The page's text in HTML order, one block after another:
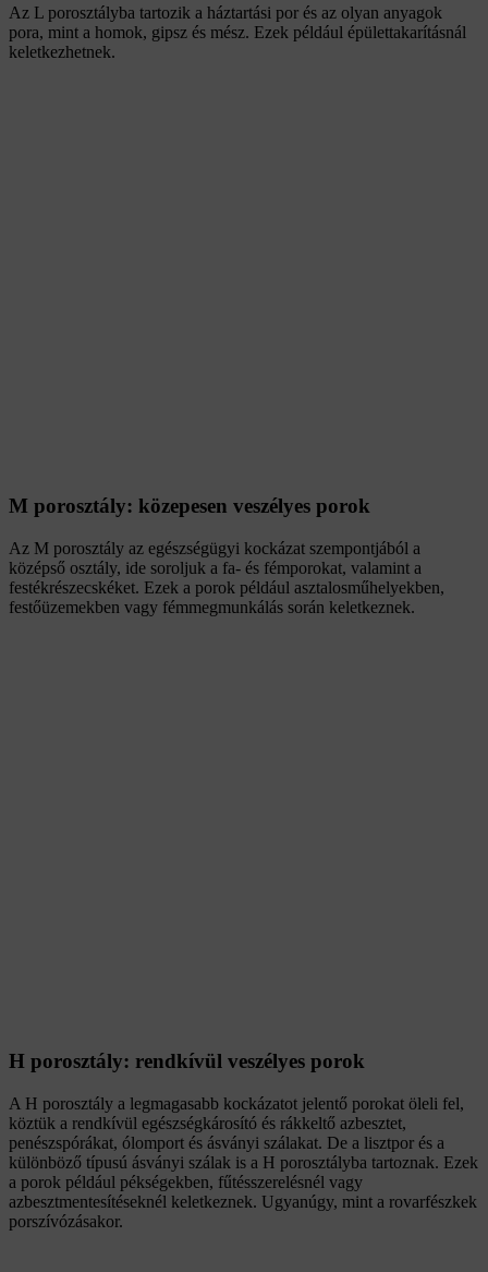
Az L porosztályba tartozik a háztartási por és az olyan anyagok
pora, mint a homok, gipsz és mész. Ezek például épülettakarításnál
keletkezhetnek.
M porosztály: közepesen veszélyes porok
Az M porosztály az egészségügyi kockázat szempontjából a
középső osztály, ide soroljuk a fa- és fémporokat, valamint a
festékrészecskéket. Ezek a porok például asztalosműhelyekben,
festőüzemekben vagy fémmegmunkálás során keletkeznek.
H porosztály: rendkívül veszélyes porok
A H porosztály a legmagasabb kockázatot jelentő porokat öleli fel,
köztük a rendkívül egészségkárosító és rákkeltő azbesztet,
penészspórákat, ólomport és ásványi szálakat. De a lisztpor és a
különböző típusú ásványi szálak is a H porosztályba tartoznak. Ezek
a porok például pékségekben, fűtésszerelésnél vagy
azbesztmentesítéseknél keletkeznek. Ugyanúgy, mint a rovarfészkek
porszívózásakor.